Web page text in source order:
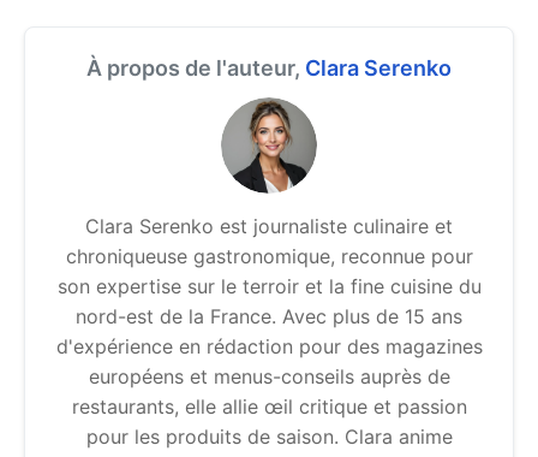
À propos de l'auteur, Clara Serenko
Clara Serenko est journaliste culinaire et
chroniqueuse gastronomique, reconnue pour
son expertise sur le terroir et la fine cuisine du
nord-est de la France. Avec plus de 15 ans
d'expérience en rédaction pour des magazines
européens et menus-conseils auprès de
restaurants, elle allie œil critique et passion
pour les produits de saison. Clara anime